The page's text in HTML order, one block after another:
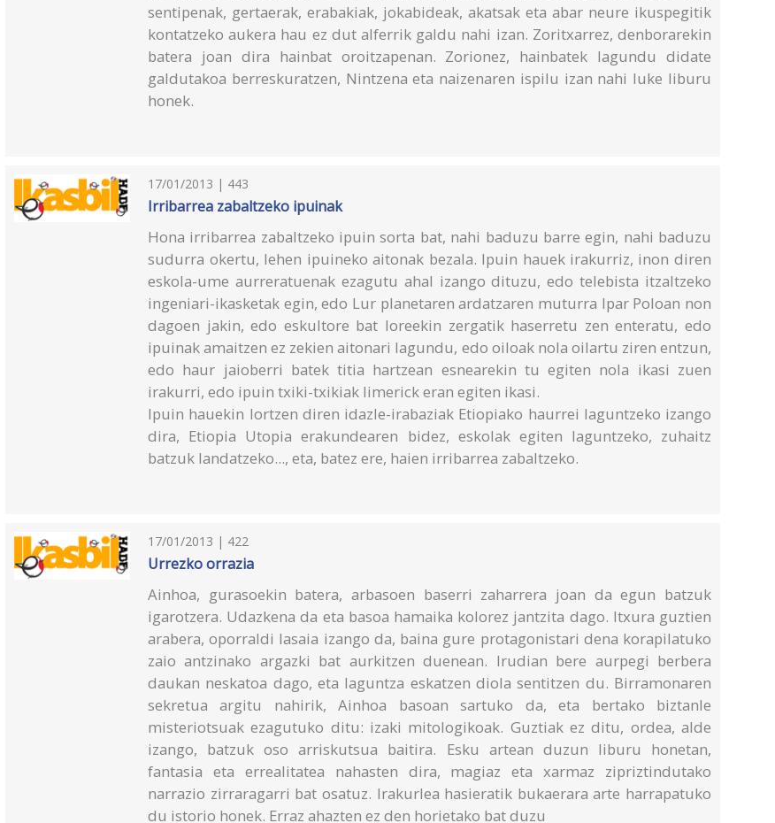
sentipenak, gertaerak, erabakiak, jokabideak, akatsak eta abar neure ikuspegitik
kontatzeko aukera hau ez dut alferrik galdu nahi izan. Zoritxarrez, denborarekin
batera joan dira hainbat oroitzapenan. Zorionez, hainbatek lagundu didate
galdutakoa berreskuratzen, Nintzena eta naizenaren ispilu izan nahi luke liburu
honek.
17/01/2013 | 443
Irribarrea zabaltzeko ipuinak
Hona irribarrea zabaltzeko ipuin sorta bat, nahi baduzu barre egin, nahi baduzu
sudurra okertu, lehen ipuineko aitonak bezala. Ipuin hauek irakurriz, inon diren
eskola-ume aurreratuenak ezagutu ahal izango dituzu, edo telebista itzaltzeko
ingeniari-ikasketak egin, edo Lur planetaren ardatzaren muturra Ipar Poloan non
dagoen jakin, edo eskultore bat loreekin zergatik haserretu zen enteratu, edo
ipuinak amaitzen ez zekien aitonari lagundu, edo oiloak nola oilartu ziren entzun,
edo haur jaioberri batek titia hartzean esnearekin tu egiten nola ikasi zuen
irakurri, edo ipuin txiki-txikiak limerick eran egiten ikasi.
Ipuin hauekin lortzen diren idazle-irabaziak Etiopiako haurrei laguntzeko izango
dira, Etiopia Utopia erakundearen bidez, eskolak egiten laguntzeko, zuhaitz
batzuk landatzeko..., eta, batez ere, haien irribarrea zabaltzeko.
17/01/2013 | 422
Urrezko orrazia
Ainhoa, gurasoekin batera, arbasoen baserri zaharrera joan da egun batzuk
igarotzera. Udazkena da eta basoa hamaika kolorez jantzita dago. Itxura guztien
arabera, oporraldi lasaia izango da, baina gure protagonistari dena korapilatuko
zaio antzinako argazki bat aurkitzen duenean. Irudian bere aurpegi berbera
daukan neskatoa dago, eta laguntza eskatzen diola sentitzen du. Birramonaren
sekretua argitu nahirik, Ainhoa basoan sartuko da, eta bertako biztanle
misteriotsuak ezagutuko ditu: izaki mitologikoak. Guztiak ez ditu, ordea, alde
izango, batzuk oso arriskutsua baitira. Esku artean duzun liburu honetan,
fantasia eta errealitatea nahasten dira, magiaz eta xarmaz zipriztindutako
narrazio zirraragarri bat osatuz. Irakurlea hasieratik bukaerara arte harrapatuko
du istorio honek. Erraz ahazten ez den horietako bat duzu